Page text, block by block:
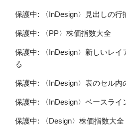
保護中: 〈InDesign〉見出しの行
保護中: 〈PP〉株価指数大全
保護中: 〈InDesign〉新しいレイ
る
保護中: 〈InDesign〉表のセル内
保護中: 〈InDesign〉ベースライ
保護中: 〈Design〉株価指数大全